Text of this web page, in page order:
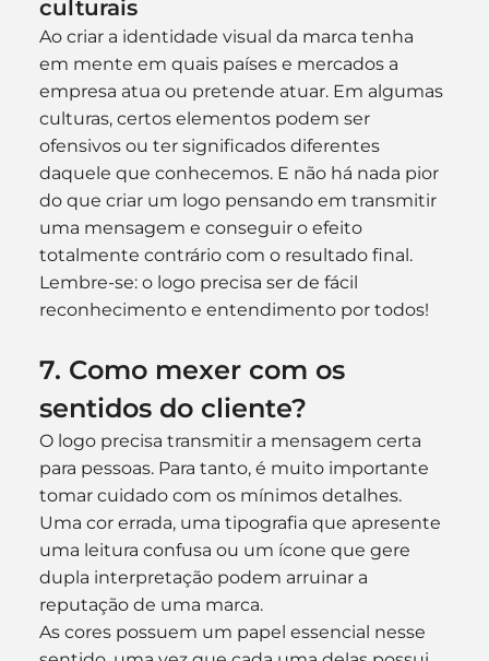
culturais
Ao criar a identidade visual da marca tenha
em mente em quais países e mercados a
empresa atua ou pretende atuar. Em algumas
culturas, certos elementos podem ser
ofensivos ou ter significados diferentes
daquele que conhecemos. E não há nada pior
do que criar um logo pensando em transmitir
uma mensagem e conseguir o efeito
totalmente contrário com o resultado final.
Lembre-se: o logo precisa ser de fácil
reconhecimento e entendimento por todos!
7. Como mexer com os
sentidos do cliente?
O logo precisa transmitir a mensagem certa
para pessoas. Para tanto, é muito importante
tomar cuidado com os mínimos detalhes.
Uma cor errada, uma tipografia que apresente
uma leitura confusa ou um ícone que gere
dupla interpretação podem arruinar a
reputação de uma marca.
As cores possuem um papel essencial nesse